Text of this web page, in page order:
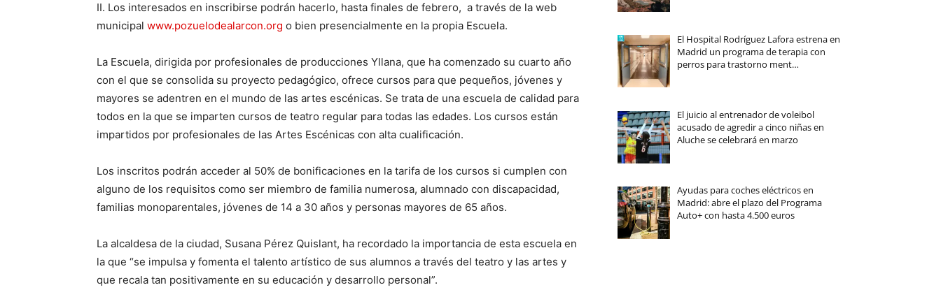
II. Los interesados en inscribirse podrán hacerlo, hasta finales de febrero, a través de la web
municipal www.pozuelodealarcon.org o bien presencialmente en la propia Escuela.
La Escuela, dirigida por profesionales de producciones Yllana, que ha comenzado su cuarto año
con el que se consolida su proyecto pedagógico, ofrece cursos para que pequeños, jóvenes y
mayores se adentren en el mundo de las artes escénicas. Se trata de una escuela de calidad para
todos en la que se imparten cursos de teatro regular para todas las edades. Los cursos están
impartidos por profesionales de las Artes Escénicas con alta cualificación.
Los inscritos podrán acceder al 50% de bonificaciones en la tarifa de los cursos si cumplen con
alguno de los requisitos como ser miembro de familia numerosa, alumnado con discapacidad,
familias monoparentales, jóvenes de 14 a 30 años y personas mayores de 65 años.
La alcaldesa de la ciudad, Susana Pérez Quislant, ha recordado la importancia de esta escuela en
la que “se impulsa y fomenta el talento artístico de sus alumnos a través del teatro y las artes y
que recala tan positivamente en su educación y desarrollo personal”.
El Hospital Rodríguez Lafora estrena en
Madrid un programa de terapia con
perros para trastorno ment…
El juicio al entrenador de voleibol
acusado de agredir a cinco niñas en
Aluche se celebrará en marzo
Ayudas para coches eléctricos en
Madrid: abre el plazo del Programa
Auto+ con hasta 4.500 euros